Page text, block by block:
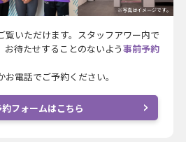
※写真はイメージです。
覧いただけます。スタッフアワー内で
お待たせすることのないよう事前予約
電話でご予約ください。
フォームはこちら